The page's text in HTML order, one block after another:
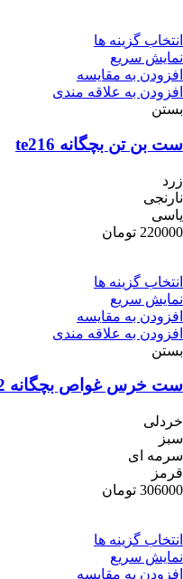
انتخاب گزینه ها
نمایش سریع
افزودن به مقایسه
افزودن به علاقه مندی
بستن
ست بن تن بچگانه te216
زرد
نارنجی
یاسی
220000 تومان
انتخاب گزینه ها
نمایش سریع
افزودن به مقایسه
افزودن به علاقه مندی
بستن
ست خرس غواص بچگانه te232
خردلی
سبز
سرمه ای
قرمز
306000 تومان
انتخاب گزینه ها
نمایش سریع
افزودن به مقایسه